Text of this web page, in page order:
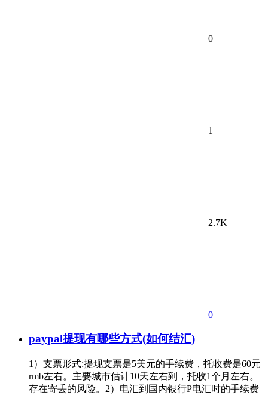
0
1
2.7K
0
paypal提现有哪些方式(如何结汇)
1）支票形式:提现支票是5美元的手续费，托收费是60元
rmb左右。主要城市估计10天左右到，托收1个月左右。
存在寄丢的风险。2）电汇到国内银行P电汇时的手续费